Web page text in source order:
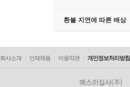
환불 지연에 따른 배상
회사소개 인재채용 이용약관 개인정보처리방침